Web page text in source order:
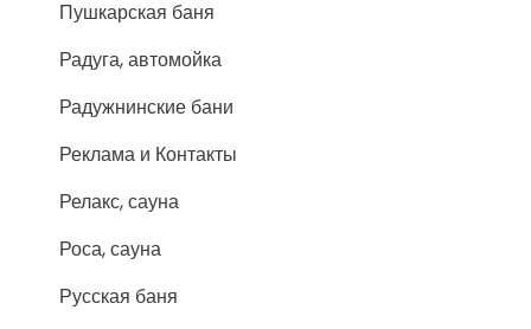
Пушкарская баня
Радуга, автомойка
Радужнинские бани
Реклама и Контакты
Релакс, сауна
Роса, сауна
Русская баня